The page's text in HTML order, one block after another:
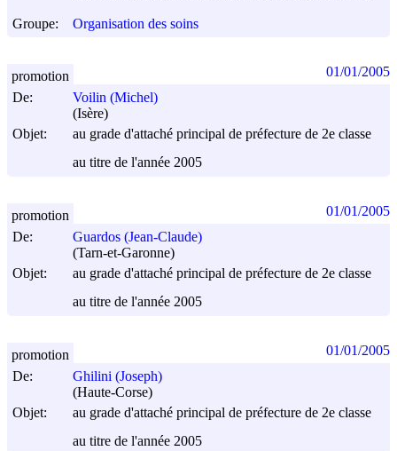
Groupe: Organisation des soins
De:
Voilin (Michel)
(Isère)
Objet:
au grade d'attaché principal de préfecture de 2e classe
au titre de l'année 2005
promotion 01/01/2005
De:
Guardos (Jean-Claude)
(Tarn-et-Garonne)
Objet:
au grade d'attaché principal de préfecture de 2e classe
au titre de l'année 2005
promotion 01/01/2005
De:
Ghilini (Joseph)
(Haute-Corse)
Objet:
au grade d'attaché principal de préfecture de 2e classe
au titre de l'année 2005
promotion 01/01/2005